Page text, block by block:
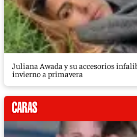
Juliana Awada y su accesorios
invierno a primavera